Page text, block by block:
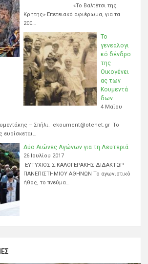
«Το Βαλτέτσι της
Κρήτης» Επετειακό αφιέρωμα, για τα
200…
Το
γενεαλογι
κό δένδρο
της
Οικογένει
ας των
Κουμεντά
δων.
4 Μαΐου
– Σπήλι. ekoument@otenet.gr Το
ευρίσκεται…
Δύο Αιώνες Αγώνων για τη Λευτεριά
26 Ιουλίου 2017
ΕΥΤΥΧΙΟΣ Σ.ΚΑΛΟΓΕΡΑΚΗΣ ΔΙΔΑΚΤΩΡ
ΠΑΝΕΠΙΣΤΗΜΙΟΥ ΑΘΗΝΩΝ Το αγωνιστικό
ήθος, το πνεύμα…